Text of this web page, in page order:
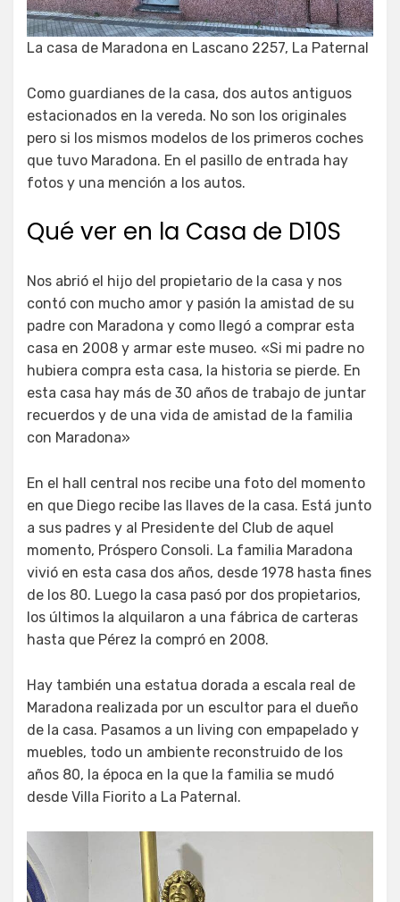
La casa de Maradona en Lascano 2257, La Paternal
Como guardianes de la casa, dos autos antiguos
estacionados en la vereda. No son los originales
pero si los mismos modelos de los primeros coches
que tuvo Maradona. En el pasillo de entrada hay
fotos y una mención a los autos.
Qué ver en la Casa de D10S
Nos abrió el hijo del propietario de la casa y nos
contó con mucho amor y pasión la amistad de su
padre con Maradona y como llegó a comprar esta
casa en 2008 y armar este museo. «Si mi padre no
hubiera compra esta casa, la historia se pierde. En
esta casa hay más de 30 años de trabajo de juntar
recuerdos y de una vida de amistad de la familia
con Maradona»
En el hall central nos recibe una foto del momento
en que Diego recibe las llaves de la casa. Está junto
a sus padres y al Presidente del Club de aquel
momento, Próspero Consoli. La familia Maradona
vivió en esta casa dos años, desde 1978 hasta fines
de los 80. Luego la casa pasó por dos propietarios,
los últimos la alquilaron a una fábrica de carteras
hasta que Pérez la compró en 2008.
Hay también una estatua dorada a escala real de
Maradona realizada por un escultor para el dueño
de la casa. Pasamos a un living con empapelado y
muebles, todo un ambiente reconstruido de los
años 80, la época en la que la familia se mudó
desde Villa Fiorito a La Paternal.